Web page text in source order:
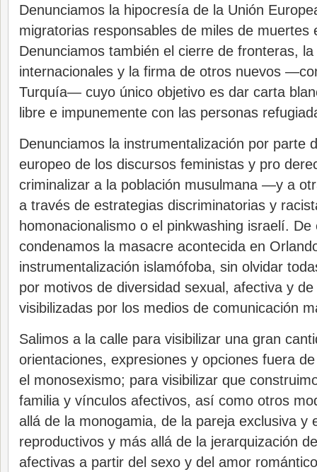
Denunciamos la hipocresía de la Unión
migratorias responsables de miles de muertes
Denunciamos también el cierre de fronteras,
internacionales y la firma de otros nuevos
Turquía— cuyo único objetivo es dar carta
libre e impunemente con las personas
Denunciamos la instrumentalización por parte
europeo de los discursos feministas y pro
criminalizar a la población musulmana —y a
a través de estrategias discriminatorias y
homonacionalismo o el pinkwashing israelí.
condenamos la masacre acontecida en
instrumentalización islamófoba, sin olvidar
por motivos de diversidad sexual, afectiva y
visibilizadas por los medios de comunicación
Salimos a la calle para visibilizar una gran
orientaciones, expresiones y opciones fuera
el monosexismo; para visibilizar que
familia y vínculos afectivos, así como otros
allá de la monogamia, de la pareja exclusiva y
reproductivos y más allá de la jerarquización
afectivas a partir del sexo y del amor